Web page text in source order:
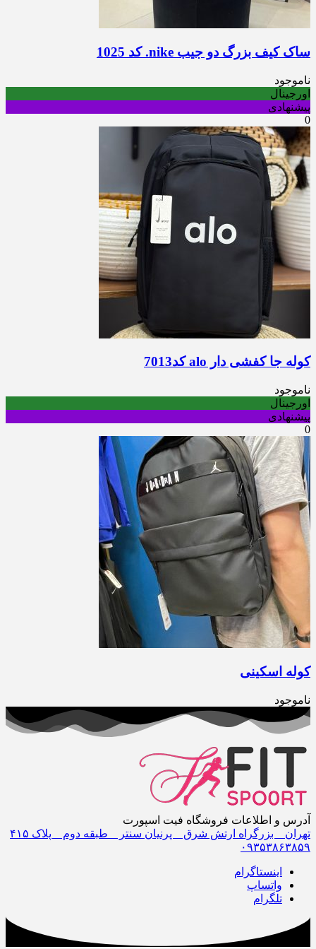
ساک کیف بزرگ دو جیب nike. کد 1025
ناموجود
اورجینال
پیشنهادی
0
کوله جا کفشی دار alo کد7013
ناموجود
اورجینال
پیشنهادی
0
کوله اسکینی
ناموجود
آدرس و اطلاعات فروشگاه فیت اسپورت
تهران _ بزرگراه ارتش شرق _ پرنیان سنتر _ طبقه دوم _ پلاک ۴١۵
٠٩٣۵٣٨۶٣٨۵٩
اینستاگرام
واتساپ
تلگرام